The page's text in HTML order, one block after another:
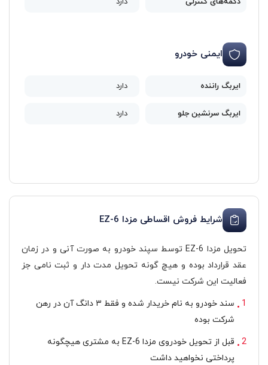
ایمنی خودرو
ایربگ راننده دارد
ایربگ سرنشین جلو دارد
شرایط فروش اقساطی مزدا EZ-6
تحویل مزدا EZ-6 توسط سپند خودرو به صورت آنی و در زمان
عقد قرارداد بوده و هیچ گونه تحویل مدت دار و ثبت نامی جز
فعالیت این شرکت نیست.
سند خودرو به نام خریدار شده و فقط ۳ دانگ آن در رهن
شرکت بوده
قبل از تحویل خودروی مزدا EZ-6 به مشتری هیچگونه
پرداختی نخواهید داشت